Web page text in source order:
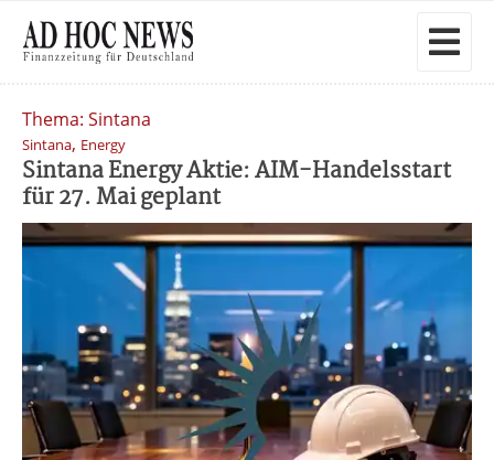
Thema: Sintana
Sintana, Energy
Sintana Energy Aktie: AIM-Handelsstart
für 27. Mai geplant